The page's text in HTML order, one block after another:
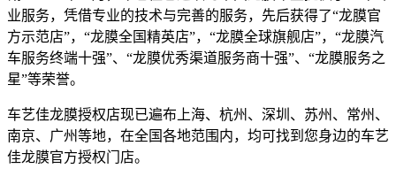
业服务，凭借专业的技术与完善的服务，先后获得了“龙膜官
方示范店”，“龙膜全国精英店”，“龙膜全球旗舰店”，“龙膜汽
车服务终端十强”、“龙膜优秀渠道服务商十强”、“龙膜服务之
星”等荣誉。
车艺佳龙膜授权店现已遍布上海、杭州、深圳、苏州、常州、
南京、广州等地，在全国各地范围内，均可找到您身边的车艺
佳龙膜官方授权门店。